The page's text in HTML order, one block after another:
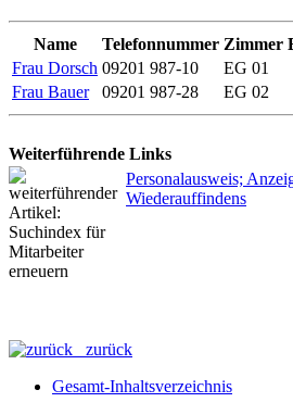
Name Telefonnummer Zimmer
Frau Dorsch 09201 987-10
EG 01
Frau Bauer
09201 987-28 EG 02
Weiterführende Links
Personalausweis;
Wiederauffindens
zurück
Gesamt-Inhaltsverzeichnis